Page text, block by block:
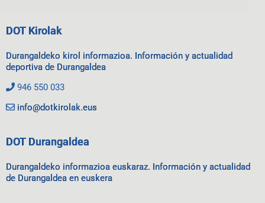
DOT Kirolak
Durangaldeko kirol informazioa. Información y actualidad
deportiva de Durangaldea
946 550 033
info@dotkirolak.eus
DOT Durangaldea
Durangaldeko informazioa euskaraz. Información y actualidad
de Durangaldea en euskera